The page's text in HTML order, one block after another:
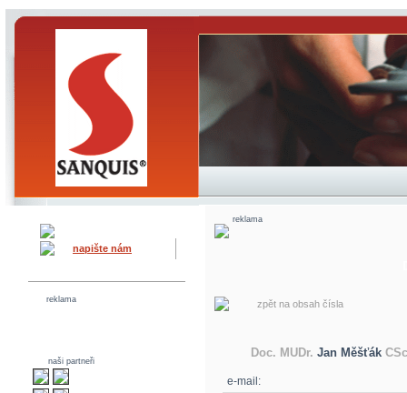
napište nám
reklama
naši partneři
reklama
zpět na obsah čísla
Doc. MUDr. Jan Měšťák
e-mail: